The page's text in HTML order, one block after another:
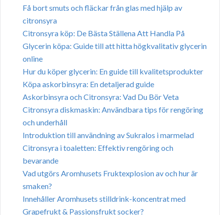
Få bort smuts och fläckar från glas med hjälp av
citronsyra
Citronsyra köp: De Bästa Ställena Att Handla På
Glycerin köpa: Guide till att hitta högkvalitativ glycerin
online
Hur du köper glycerin: En guide till kvalitetsprodukter
Köpa askorbinsyra: En detaljerad guide
Askorbinsyra och Citronsyra: Vad Du Bör Veta
Citronsyra diskmaskin: Användbara tips för rengöring
och underhåll
Introduktion till användning av Sukralos i marmelad
Citronsyra i toaletten: Effektiv rengöring och
bevarande
Vad utgörs Aromhusets Fruktexplosion av och hur är
smaken?
Innehåller Aromhusets stilldrink-koncentrat med
Grapefrukt & Passionsfrukt socker?